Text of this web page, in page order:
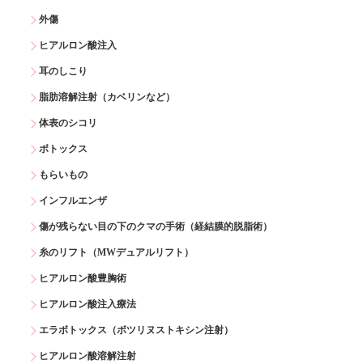
外傷
ヒアルロン酸注入
耳のしこり
脂肪溶解注射（カベリンなど）
体表のシコリ
ボトックス
もらいもの
インフルエンザ
傷が残らない目の下のクマの手術（経結膜的脱脂術）
糸のリフト（MWデュアルリフト）
ヒアルロン酸豊胸術
ヒアルロン酸注入療法
エラボトックス（ボツリヌストキシン注射）
ヒアルロン酸溶解注射